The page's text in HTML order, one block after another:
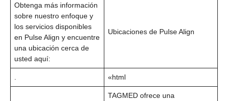
Obtenga más información
sobre nuestro enfoque y
los servicios disponibles
en Pulse Align y encuentre
una ubicación cerca de
usted aquí:
Ubicaciones de Pulse Align
«html
TAGMED ofrece una